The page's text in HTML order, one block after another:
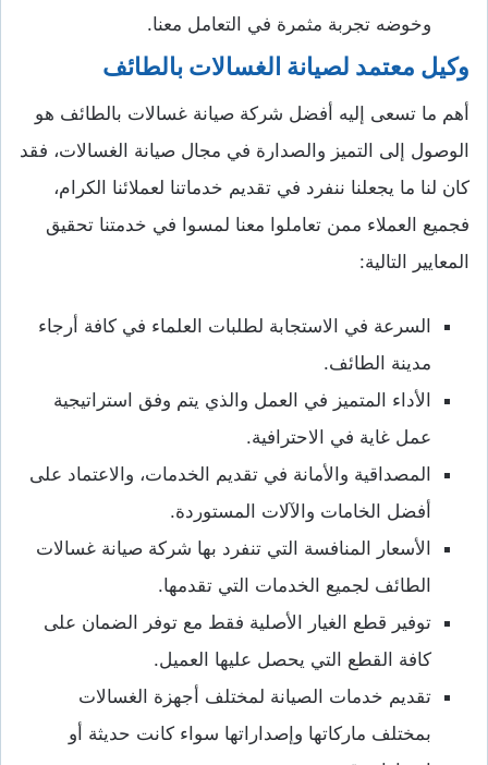
وخوضه تجربة مثمرة في التعامل معنا.
وكيل معتمد لصيانة الغسالات بالطائف
أهم ما تسعى إليه أفضل شركة صيانة غسالات بالطائف هو
الوصول إلى التميز والصدارة في مجال صيانة الغسالات، فقد
كان لنا ما يجعلنا ننفرد في تقديم خدماتنا لعملائنا الكرام،
فجميع العملاء ممن تعاملوا معنا لمسوا في خدمتنا تحقيق
المعايير التالية:
السرعة في الاستجابة لطلبات العلماء في كافة أرجاء
مدينة الطائف.
الأداء المتميز في العمل والذي يتم وفق استراتيجية
عمل غاية في الاحترافية.
المصداقية والأمانة في تقديم الخدمات، والاعتماد على
أفضل الخامات والآلات المستوردة.
الأسعار المنافسة التي تنفرد بها شركة صيانة غسالات
الطائف لجميع الخدمات التي تقدمها.
توفير قطع الغيار الأصلية فقط مع توفر الضمان على
كافة القطع التي يحصل عليها العميل.
تقديم خدمات الصيانة لمختلف أجهزة الغسالات
بمختلف ماركاتها وإصداراتها سواء كانت حديثة أو